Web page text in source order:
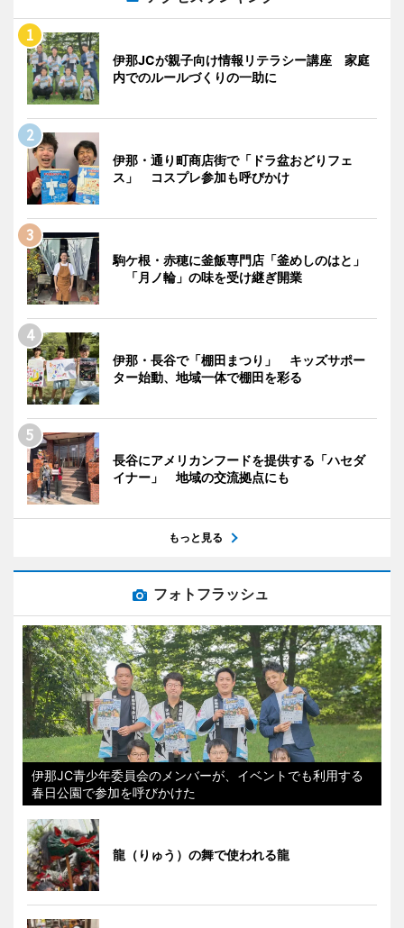
伊那JCが親子向け情報リテラシー講座 家庭
内でのルールづくりの一助に
伊那・通り町商店街で「ドラ盆おどりフェ
ス」 コスプレ参加も呼びかけ
駒ケ根・赤穂に釜飯専門店「釜めしのはと」
「月ノ輪」の味を受け継ぎ開業
伊那・長谷で「棚田まつり」 キッズサポー
ター始動、地域一体で棚田を彩る
長谷にアメリカンフードを提供する「ハセダ
イナー」 地域の交流拠点にも
もっと見る
フォトフラッシュ
伊那JC青少年委員会のメンバーが、イベントでも利用する
春日公園で参加を呼びかけた
龍（りゅう）の舞で使われる龍